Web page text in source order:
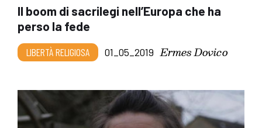
Il boom di sacrilegi nell’Europa che ha
perso la fede
LIBERTÀ RELIGIOSA 01_05_2019 Ermes Dovico